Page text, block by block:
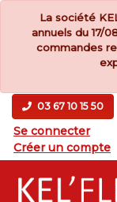
La société
annuels du 17/
commandes
03 67 10 15 50
Se connecter
Créer un compte